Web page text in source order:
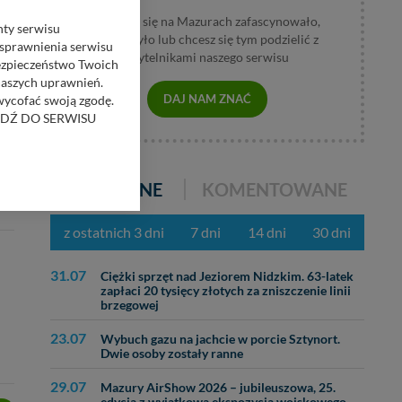
Jeśli coś się na Mazurach zafascynowało,
wzburzyło lub chcesz się tym podzielić z
czytelnikami naszego serwisu
DAJ NAM ZNAĆ
POPULARNE KOMENTOWANE
z ostatnich 3 dni 7 dni 14 dni 30 dni
31.07
Ciężki sprzęt nad Jeziorem Nidzkim. 63-latek
zapłaci 20 tysięcy złotych za zniszczenie linii
brzegowej
23.07
Wybuch gazu na jachcie w porcie Sztynort.
Dwie osoby zostały ranne
29.07
Mazury AirShow 2026 – jubileuszowa, 25.
serwisu
serwisu
Twoich
uprawnień.
swoją zgodę.
DO SERWISU
z formularza
ul. Wiejska 17,
zabronić ich
w odniesieniu do
- w pewnych